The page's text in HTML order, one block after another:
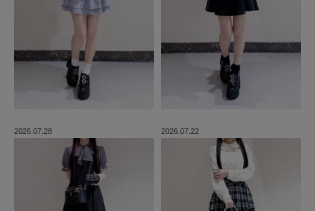
2026.07.28 2026.07.22